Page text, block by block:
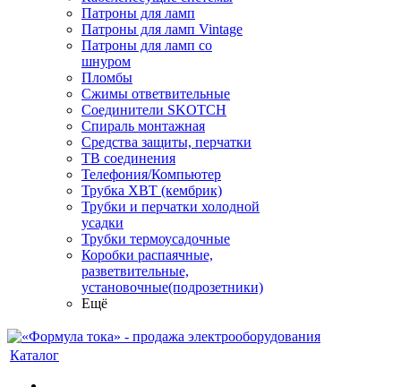
Патроны для ламп
Патроны для ламп Vintage
Патроны для ламп со
шнуром
Пломбы
Сжимы ответвительные
Соединители SKOTCH
Спираль монтажная
Средства защиты, перчатки
ТВ соединения
Телефония/Компьютер
Трубка ХВТ (кембрик)
Трубки и перчатки холодной
усадки
Трубки термоусадочные
Коробки распаячные,
разветвительные,
установочные(подрозетники)
Ещё
Каталог